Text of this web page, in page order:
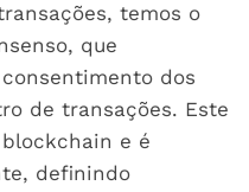
temos o
que
dos
de transações. Este
e é
definindo